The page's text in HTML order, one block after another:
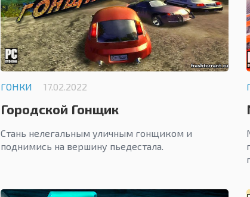
ГОНКИ 17.02.2022
Городской Гонщик
Стань нелегальным уличным гонщиком и
поднимись на вершину пьедестала.